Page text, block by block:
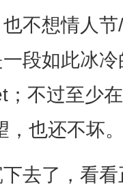
不想情人
段如此冰
；不过至少
，也还不坏
去了，看